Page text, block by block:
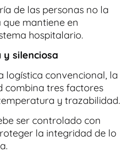
de las personas no la
que mantiene en
hospitalario.
y silenciosa
logística convencional, la
combina tres factores
y trazabilidad.
ser controlado con
la integridad de lo